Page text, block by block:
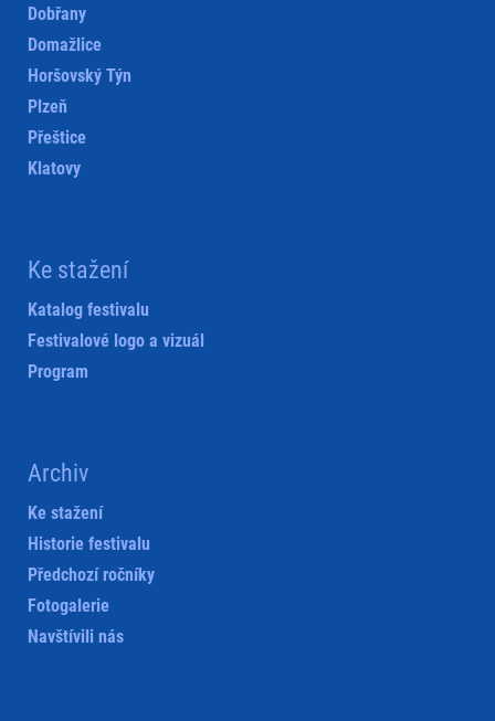
Dobřany
Domažlice
Horšovský Týn
Plzeň
Přeštice
Klatovy
Ke stažení
Katalog festivalu
Festivalové logo a vizuál
Program
Archiv
Ke stažení
Historie festivalu
Předchozí ročníky
Fotogalerie
Navštívili nás